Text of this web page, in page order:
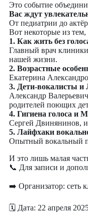
Это событие
Вас ждут
От педиатрии до
Вот некоторые из
1. Как жить без
Главный врач
нашей жизни.
2. Возрастные
Екатерина
3. Дети-вокалисты и
Александр
родителей поющих
4. Гигиена голоса и
Сергей Двинянинов,
5. Лайфхаки
Опытный вокальный
И это лишь малая
📞 Для записи и
➡️ Организатор: сеть
🗓 Дата: 22 апреля